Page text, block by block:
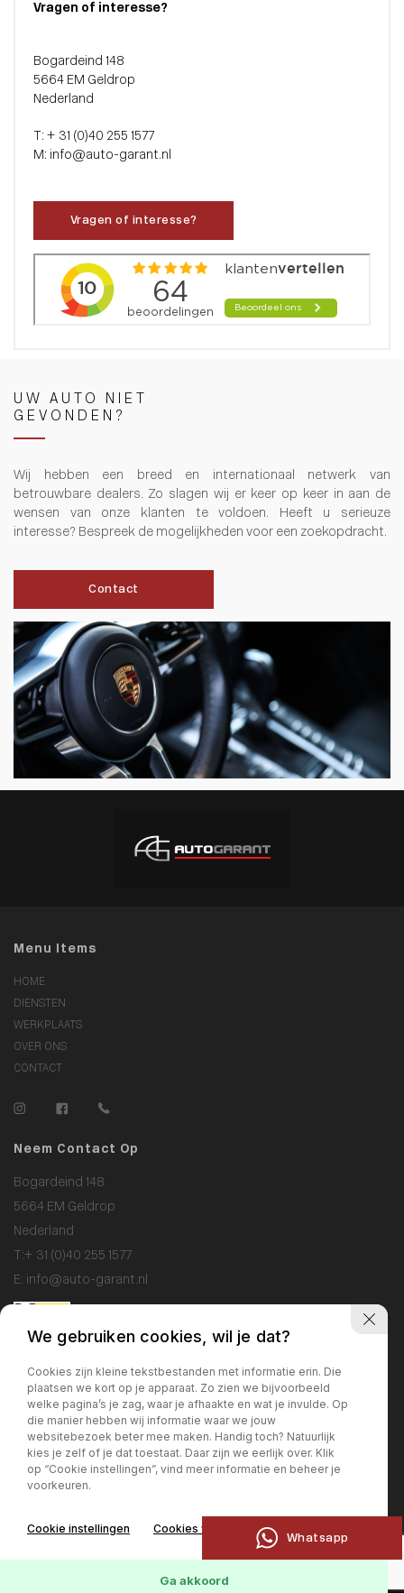
Whatsapp
Vragen of interesse?
Bogardeind 148
5664 EM Geldrop
Nederland
T: + 31 (0)40 255 1577
M: info@auto-garant.nl
Vragen of interesse?
UW AUTO NIET
GEVONDEN?
Wij hebben een breed en internationaal netwerk van
betrouwbare dealers. Zo slagen wij er keer op keer in aan de
wensen van onze klanten te voldoen. Heeft u serieuze
interesse? Bespreek de mogelijkheden voor een zoekopdracht.
Contact
Menu Items
HOME
DIENSTEN
WERKPLAATS
OVER ONS
CONTACT
Neem Contact Op
Bogardeind 148
5664 EM Geldrop
Nederland
T:+ 31 (0)40 255 1577
E: info@auto-garant.nl
Showroom
Ma / Vr: 09:00 - 18:00
Za: 10:00 - 17:00
Zo: gesloten
Ma / Vr: 09:00 - 17:00
We gebruiken cookies, wil je dat?
Cookies zijn kleine tekstbestanden met informatie erin. Die
plaatsen we kort op je apparaat. Zo zien we bijvoorbeeld
welke pagina’s je zag, waar je afhaakte en wat je invulde. Op
die manier hebben wij informatie waar we jouw
websitebezoek beter mee maken. Handig toch? Natuurlijk
kies je zelf of je dat toestaat. Daar zijn we eerlijk over. Klik
op “Cookie instellingen”, vind meer informatie en beheer je
voorkeuren.
Cookie instellingen Cookies weigeren
Ga akkoord